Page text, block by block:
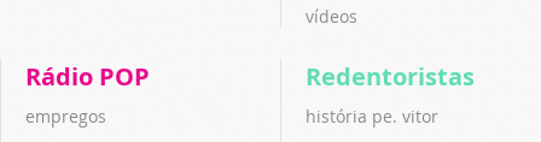
vídeos
Rádio POP
empregos
Redentoristas
história pe. vitor